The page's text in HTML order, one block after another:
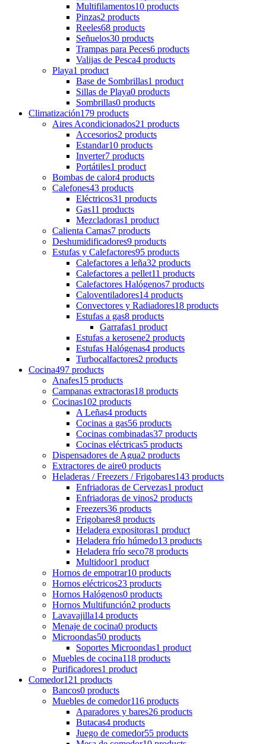
Multifilamentos10 products
Pinzas2 products
Reeles68 products
Señuelos30 products
Trampas para Peces6 products
Valijas de Pesca4 products
Playa1 product
Base de Sombrillas1 product
Sillas de Playa0 products
Sombrillas0 products
Climatización179 products
Aires Acondicionados21 products
Accesorios2 products
Estandar10 products
Inverter7 products
Portátiles1 product
Bombas de calor4 products
Calefones43 products
Eléctricos31 products
Gas11 products
Mezcladoras1 product
Calienta Camas7 products
Deshumidificadores9 products
Estufas y Calefactores95 products
Calefactores a leña32 products
Calefactores a pellet11 products
Calefactores Halógenos7 products
Caloventiladores14 products
Convectores y Radiadores18 products
Estufas a gas8 products
Garrafas1 product
Estufas a kerosene2 products
Estufas Halógenas4 products
Turbocalfactores2 products
Cocina497 products
Anafes15 products
Campanas extractoras18 products
Cocinas102 products
A Leñas4 products
Cocinas a gas56 products
Cocinas combinadas37 products
Cocinas eléctricas5 products
Dispensadores de Agua2 products
Extractores de aire0 products
Heladeras / Freezers / Frigobares143 products
Enfriadoras de Cervezas1 product
Enfriadoras de vinos2 products
Freezers36 products
Frigobares8 products
Heladera expositoras1 product
Heladera frío húmedo13 products
Heladera frío seco78 products
Multidoor1 product
Hornos de empotrar10 products
Hornos eléctricos23 products
Hornos Halógenos0 products
Hornos Multifunción2 products
Lavavajilla14 products
Menaje de cocina0 products
Microondas50 products
Soportes Microondas1 product
Muebles de cocina118 products
Purificadores1 product
Comedor121 products
Bancos0 products
Muebles de comedor116 products
Aparadores y bares26 products
Butacas4 products
Juego de comedor55 products